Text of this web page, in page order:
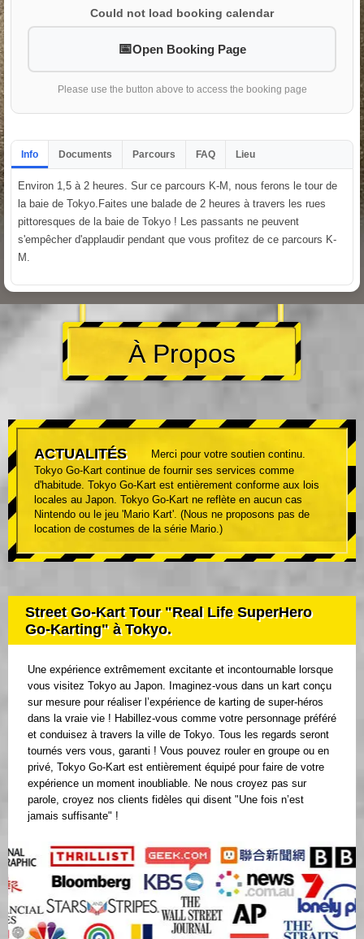
Could not load booking calendar
Open Booking Page
Please use the button above to access the booking page
Info Documents Parcours FAQ Lieu
Environ 1,5 à 2 heures. Sur ce parcours K-M, nous ferons le tour de
la baie de Tokyo.Faites une balade de 2 heures à travers les rues
pittoresques de la baie de Tokyo ! Les passants ne peuvent
s'empêcher d'applaudir pendant que vous profitez de ce parcours K-
M.
À Propos
ACTUALITÉS
Merci pour votre soutien continu.
Tokyo Go-Kart continue de fournir ses services comme
d'habitude. Tokyo Go-Kart est entièrement conforme aux lois
locales au Japon. Tokyo Go-Kart ne reflète en aucun cas
Nintendo ou le jeu 'Mario Kart'. (Nous ne proposons pas de
location de costumes de la série Mario.)
Street Go-Kart Tour "Real Life SuperHero
Go-Karting" à Tokyo.
Une expérience extrêmement excitante et incontournable lorsque
vous visitez Tokyo au Japon. Imaginez-vous dans un kart conçu
sur mesure pour réaliser l’expérience de karting de super-héros
dans la vraie vie ! Habillez-vous comme votre personnage préféré
et conduisez à travers la ville de Tokyo. Tous les regards seront
tournés vers vous, garanti ! Vous pouvez rouler en groupe ou en
privé, Tokyo Go-Kart est entièrement équipé pour faire de votre
expérience un moment inoubliable. Ne nous croyez pas sur
parole, croyez nos clients fidèles qui disent "Une fois n’est
jamais suffisante" !